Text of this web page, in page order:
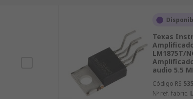
Texas
LM1875T/
audio 5.5
Código RS
Nº ref. fabric.